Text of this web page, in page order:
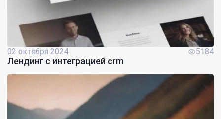
02 октября 2024 5184
Лендинг с интеграцией crm